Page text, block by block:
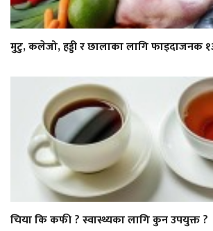
मुटु, कलेजो, हड्डी र छालाका लागि फाइदाजनक
चिया कि कफी ? स्वास्थ्यका लागि कुन उपयुक्त ?